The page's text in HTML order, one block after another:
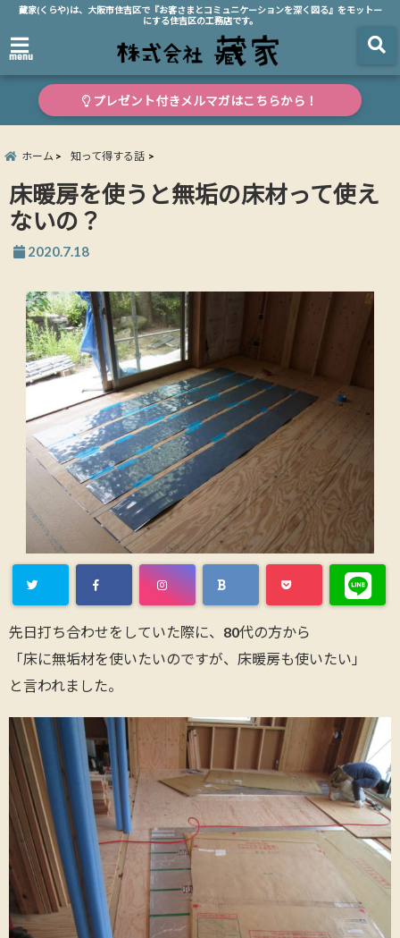
藏家(くらや)は、大阪市住吉区で『お客さまとコミュニケーションを深く図る』をモットー
にする住吉区の工務店です。
menu
プレゼント付きメルマガはこちらから！
ホーム 知って得する話
床暖房を使うと無垢の床材って使え
ないの？
2020.7.18
先日打ち合わせをしていた際に、80代の方から
「床に無垢材を使いたいのですが、床暖房も使いたい」
と言われました。